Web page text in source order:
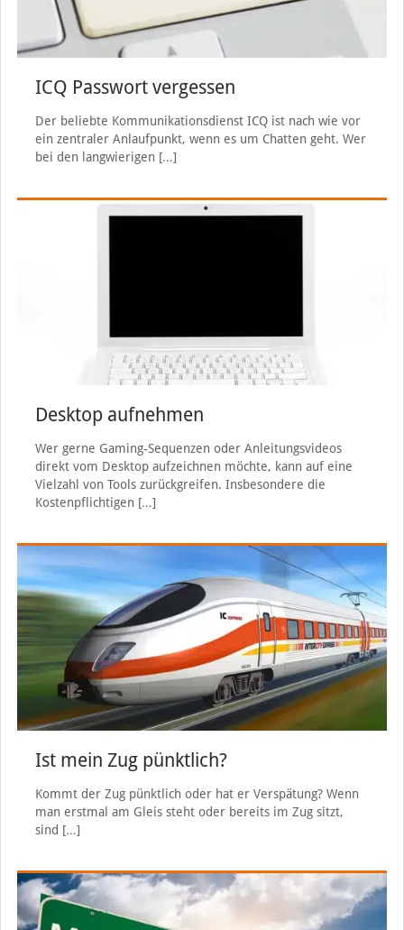
ICQ Passwort vergessen
Der beliebte Kommunikationsdienst ICQ ist nach wie vor
ein zentraler Anlaufpunkt, wenn es um Chatten geht. Wer
bei den langwierigen […]
Desktop aufnehmen
Wer gerne Gaming-Sequenzen oder Anleitungsvideos
direkt vom Desktop aufzeichnen möchte, kann auf eine
Vielzahl von Tools zurückgreifen. Insbesondere die
Kostenpflichtigen […]
Ist mein Zug pünktlich?
Kommt der Zug pünktlich oder hat er Verspätung? Wenn
man erstmal am Gleis steht oder bereits im Zug sitzt,
sind […]